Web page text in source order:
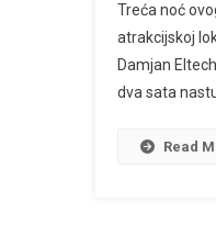
Treća noć
atrakcijskoj
Damjan
dva sata
Read